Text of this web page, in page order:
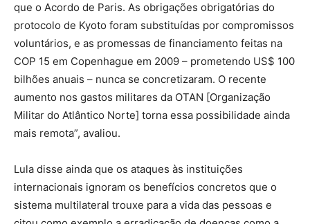
que o Acordo de Paris. As obrigações obrigatórias do
protocolo de Kyoto foram substituídas por compromissos
voluntários, e as promessas de financiamento feitas na
COP 15 em Copenhague em 2009 – prometendo US$ 100
bilhões anuais – nunca se concretizaram. O recente
aumento nos gastos militares da OTAN [Organização
Militar do Atlântico Norte] torna essa possibilidade ainda
mais remota”, avaliou.
Lula disse ainda que os ataques às instituições
internacionais ignoram os benefícios concretos que o
sistema multilateral trouxe para a vida das pessoas e